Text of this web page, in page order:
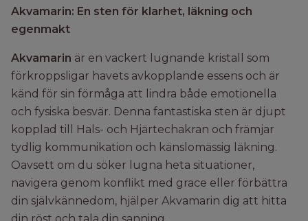
Akvamarin: En sten för klarhet, läkning och
egenmakt
Akvamarin är en vackert lugnande kristall som
förkroppsligar havets avkopplande essens och är
känd för sin förmåga att lindra både emotionella
och fysiska besvär. Denna fantastiska sten är djupt
kopplad till Hals- och Hjärtechakran och främjar
tydlig kommunikation och känslomässig läkning.
Oavsett om du söker lugna heta situationer,
navigera genom konflikt med grace eller förbättra
din självkännedom, hjälper Akvamarin dig att hitta